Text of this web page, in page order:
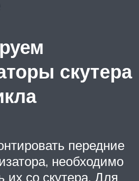
скутера
передние
необходимо
их со скутера. Для